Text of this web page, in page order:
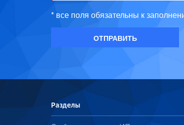
* все поля обязательны к
Разделы